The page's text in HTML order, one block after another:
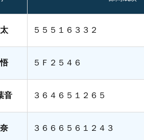
５５５１６３３２
５Ｆ２５４６
音 ３６４６５１２６５
３６６６５６１２４３